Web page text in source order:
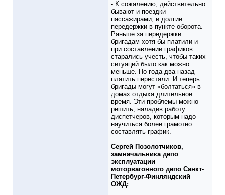
- К сожалению, действительно
бывают и поездки
пассажирами, и долгие
передержки в пункте оборота.
Раньше за передержки
бригадам хотя бы платили и
при составлении графиков
старались учесть, чтобы таких
ситуаций было как можно
меньше. Но года два назад
платить перестали. И теперь
бригады могут «болтаться» в
домах отдыха длительное
время. Эти проблемы можно
решить, наладив работу
диспетчеров, которым надо
научиться более грамотно
составлять график.
Сергей Позолотчиков,
замначальника депо
эксплуатации
моторвагонного депо Санкт-
Петербург-Финляндский
ОЖД: